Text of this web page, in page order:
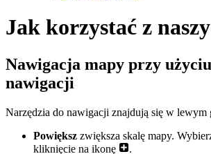
Jak korzystać z
Nawigacja mapy przy
nawigacji
Narzędzia do nawigacji znajdują się w lewym
Powiększ zwiększa skalę mapy.
kliknięcie na ikonę
.